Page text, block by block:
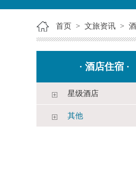
首页 > 文旅资讯 >
· 酒店住宿 ·
星级酒店
其他